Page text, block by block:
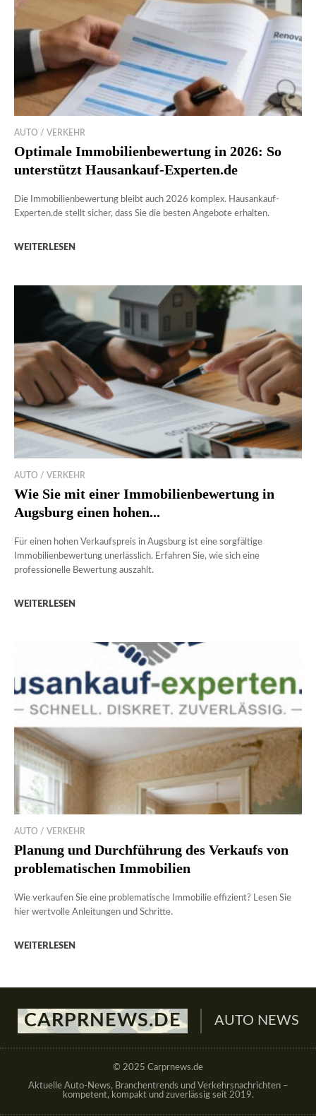
AUTO / VERKEHR
Optimale Immobilienbewertung in 2026: So
unterstützt Hausankauf-Experten.de
Die Immobilienbewertung bleibt auch 2026 komplex. Hausankauf-
Experten.de stellt sicher, dass Sie die besten Angebote erhalten.
WEITERLESEN
AUTO / VERKEHR
Wie Sie mit einer Immobilienbewertung in
Augsburg einen hohen...
Für einen hohen Verkaufspreis in Augsburg ist eine sorgfältige
Immobilienbewertung unerlässlich. Erfahren Sie, wie sich eine
professionelle Bewertung auszahlt.
WEITERLESEN
AUTO / VERKEHR
Planung und Durchführung des Verkaufs von
problematischen Immobilien
Wie verkaufen Sie eine problematische Immobilie effizient? Lesen Sie
hier wertvolle Anleitungen und Schritte.
WEITERLESEN
CARPRNEWS.DE AUTO NEWS
© 2025 Carprnews.de
Aktuelle Auto-News, Branchentrends und Verkehrsnachrichten –
kompetent, kompakt und zuverlässig seit 2019.